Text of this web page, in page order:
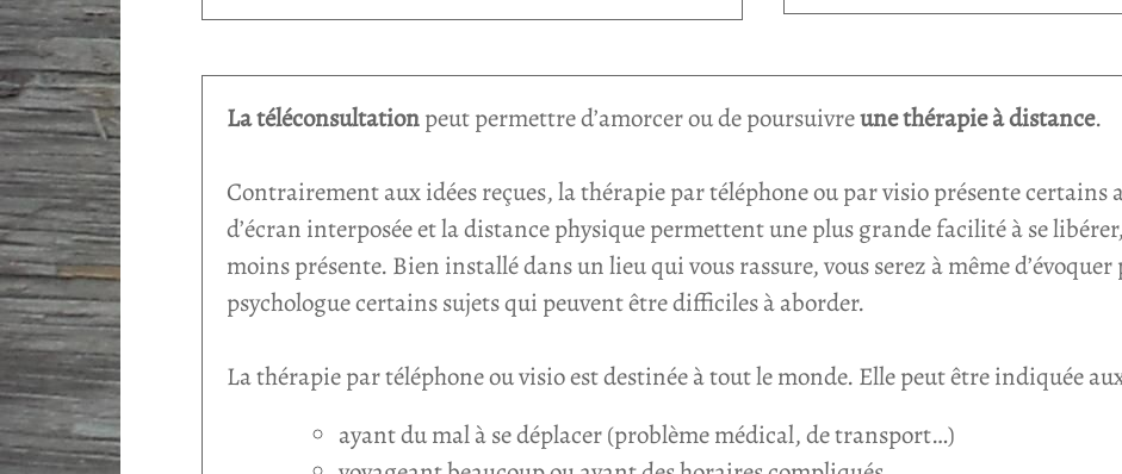
La téléconsultationpeut permettre d’amorcer ou de poursuivreune thérapie à distance.
Contrairement aux idées reçues, la thérapie par téléphone ou par visio présente certains
d’écran interposée et la distance physique permettent une plus grande facilité à se
moins présente. Bien installé dans un lieu qui vous rassure, vous serez à même
psychologue certains sujets qui peuvent être difficiles à aborder.
La thérapie par téléphone ou visio est destinée à tout le monde. Elle peut être indiquée
ayant du mal à se déplacer (problème médical, de transport…)